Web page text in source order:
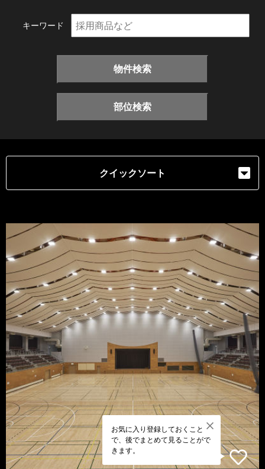
キーワード
物件検索
部位検索
クイックソート
お気に入り登録しておくこと
で、後でまとめて見ることがで
きます。